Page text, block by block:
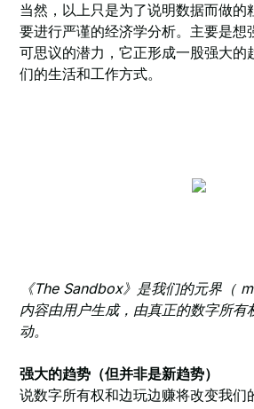
当然，以上只是为了说明数据而做的
要进行严谨的经济学分析。主要是想
可思议的潜力，它正形成一股强大的
们的生活和工作方式。
《The Sandbox》是我们的元界（
内容由用户生成，由真正的数字所有
动。
强大的趋势（但并非是新趋势）
说数字所有权和边玩边赚将改变我们